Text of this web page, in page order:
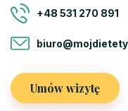
+48 531 270 891
Umów wizytę